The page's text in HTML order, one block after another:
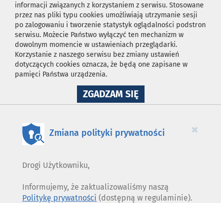
informacji związanych z korzystaniem z serwisu. Stosowane
przez nas pliki typu cookies umożliwiają utrzymanie sesji
po zalogowaniu i tworzenie statystyk oglądalności podstron
serwisu. Możecie Państwo wyłączyć ten mechanizm w
dowolnym momencie w ustawieniach przeglądarki.
Korzystanie z naszego serwisu bez zmiany ustawień
dotyczących cookies oznacza, że będą one zapisane w
pamięci Państwa urządzenia.
ZGADZAM SIĘNA
WYKORZYSTANIE
×
Zmiana polityki prywatności
Drogi Użytkowniku,
Informujemy, że zaktualizowaliśmy naszą
Politykę prywatności (dostępną w regulaminie).